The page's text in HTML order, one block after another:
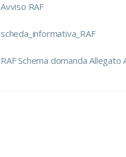
Avviso RAF
scheda_informativa_RAF
RAF Schema domanda Allegato